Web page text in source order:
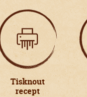
Tisknout
recept